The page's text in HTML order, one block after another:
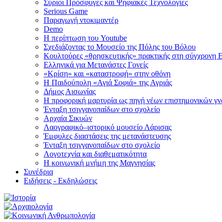
Σύριοι Πρόσφυγες και Ψηφιακές Τεχνολογίες
Serious Game
Παραγωγή ντοκιμαντέρ
Demo
Η περίπτωση του Youtube
Σχεδιάζοντας το Μουσείο της Πόλης του Βόλου
Κουλτούρες «θρησκευτικής» πρακτικής στη σύγχρονη
Ελληνικά για Μετανάστες Γονείς
«Κρίση» και «καταστροφή» στην οθόνη
Η Παιδούπολη «Αγιά Σοφιά» της Αγριάς
Δήμος Αισωνίας
Η προφορική μαρτυρία ως πηγή νέων επιστημονικών
Ένταξη τσιγγανοπαίδων στο σχολείο
Aρχαία Σικυών
Λαογραφικό–ιστορικό μουσείο Λάρισας
Έμφυλες διαστάσεις της μετανάστευσης
Ένταξη τσιγγανοπαίδων στο σχολείο
Λογοτεχνία και διαθεματικότητα
H κοινωνική μνήμη της Μαγνησίας
Συνέδρια
Ειδήσεις - Εκδηλώσεις